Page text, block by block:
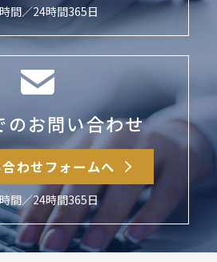
間／24時間365日
のお問い合わせ
わせフォームへ
間／24時間365日